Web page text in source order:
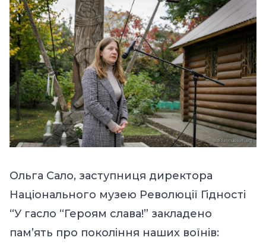
Ольга Сало, заступниця директора
Національного музею Революції Гідності
“У гасло “Героям слава!” закладено
пам’ять про покоління наших воїнів: